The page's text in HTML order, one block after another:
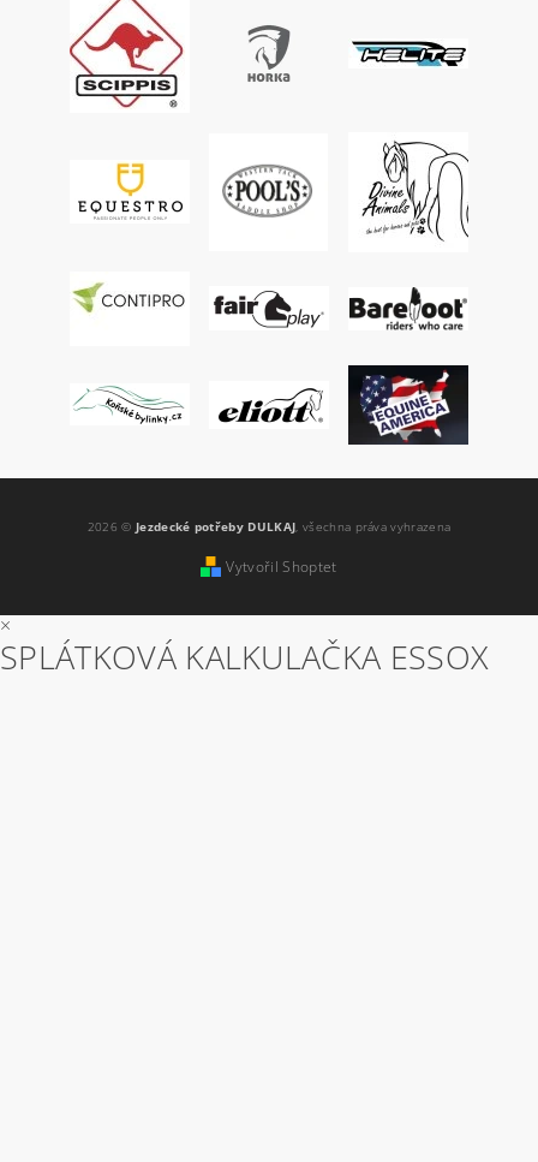
2026 © Jezdecké potřeby DULKAJ , všechna práva vyhrazena
Vytvořil Shoptet
×
SPLÁTKOVÁ KALKULAČKA ESSOX